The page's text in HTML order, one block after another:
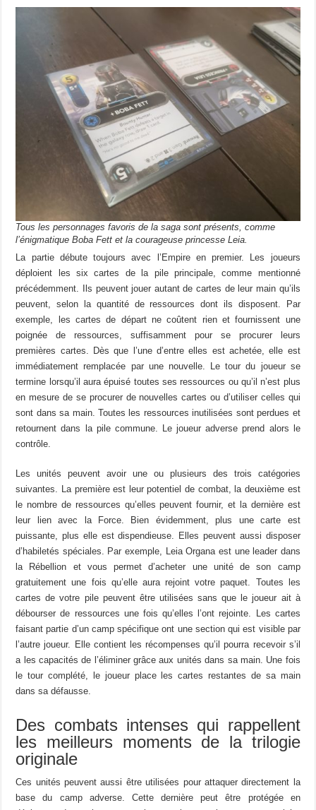
Tous les personnages favoris de la saga sont présents, comme
l’énigmatique Boba Fett et la courageuse princesse Leia.
La partie débute toujours avec l’Empire en premier. Les joueurs
déploient les six cartes de la pile principale, comme mentionné
précédemment. Ils peuvent jouer autant de cartes de leur main qu’ils
peuvent, selon la quantité de ressources dont ils disposent. Par
exemple, les cartes de départ ne coûtent rien et fournissent une
poignée de ressources, suffisamment pour se procurer leurs
premières cartes. Dès que l’une d’entre elles est achetée, elle est
immédiatement remplacée par une nouvelle. Le tour du joueur se
termine lorsqu’il aura épuisé toutes ses ressources ou qu’il n’est plus
en mesure de se procurer de nouvelles cartes ou d’utiliser celles qui
sont dans sa main. Toutes les ressources inutilisées sont perdues et
retournent dans la pile commune. Le joueur adverse prend alors le
contrôle.
Les unités peuvent avoir une ou plusieurs des trois catégories
suivantes. La première est leur potentiel de combat, la deuxième est
le nombre de ressources qu’elles peuvent fournir, et la dernière est
leur lien avec la Force. Bien évidemment, plus une carte est
puissante, plus elle est dispendieuse. Elles peuvent aussi disposer
d’habiletés spéciales. Par exemple, Leia Organa est une leader dans
la Rébellion et vous permet d’acheter une unité de son camp
gratuitement une fois qu’elle aura rejoint votre paquet. Toutes les
cartes de votre pile peuvent être utilisées sans que le joueur ait à
débourser de ressources une fois qu’elles l’ont rejointe. Les cartes
faisant partie d’un camp spécifique ont une section qui est visible par
l’autre joueur. Elle contient les récompenses qu’il pourra recevoir s’il
a les capacités de l’éliminer grâce aux unités dans sa main. Une fois
le tour complété, le joueur place les cartes restantes de sa main
dans sa défausse.
Des combats intenses qui rappellent
les meilleurs moments de la trilogie
originale
Ces unités peuvent aussi être utilisées pour attaquer directement la
base du camp adverse. Cette dernière peut être protégée en